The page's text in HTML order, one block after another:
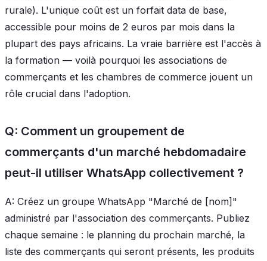
rurale). L'unique coût est un forfait data de base,
accessible pour moins de 2 euros par mois dans la
plupart des pays africains. La vraie barrière est l'accès à
la formation — voilà pourquoi les associations de
commerçants et les chambres de commerce jouent un
rôle crucial dans l'adoption.
Q: Comment un groupement de
commerçants d'un marché hebdomadaire
peut-il utiliser WhatsApp collectivement ?
A: Créez un groupe WhatsApp "Marché de [nom]"
administré par l'association des commerçants. Publiez
chaque semaine : le planning du prochain marché, la
liste des commerçants qui seront présents, les produits